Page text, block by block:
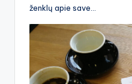
ženklų apie save…